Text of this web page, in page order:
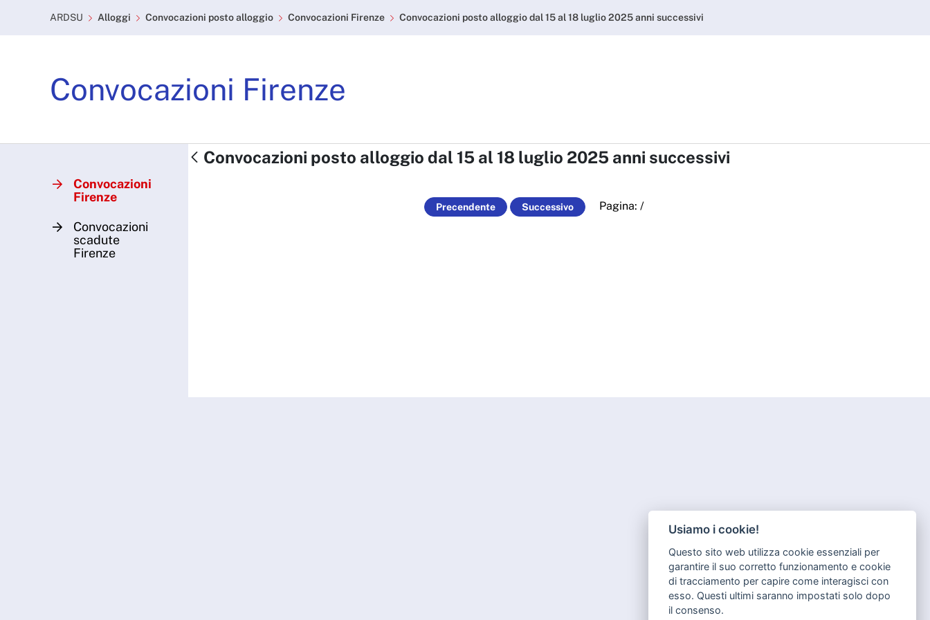
Skip to Main Content
Convocazioni posto alloggio dal 15 al 18 luglio 2025 anni successivi -
ARDSU Alloggi Convocazioni posto alloggio Convocazioni Firenze Convocazioni posto alloggio dal 15 al 18 luglio 2025 anni successivi
Convocazioni Firenze
Convocazioni
Firenze
Convocazioni
scadute
Firenze
Convocazioni posto alloggio dal 15 al 18 luglio 2025 anni successivi
Precendente Successivo Pagina: /
Usiamo i cookie!
Questo sito web utilizza cookie essenziali per
garantire il suo corretto funzionamento e cookie
di tracciamento per capire come interagisci con
esso. Questi ultimi saranno impostati solo dopo
il consenso.